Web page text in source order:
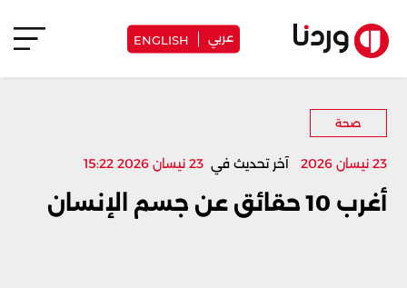
عربي ENGLISH
صحة
23 نيسان 2026 آخر تحديث في 23 نيسان 2026 15:22
أغرب 10 حقائق عن جسم الإنسان